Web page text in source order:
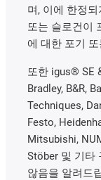
며, 이에 한정
또는 슬로건이
에 대한 포기
또한 igus® SE
Bradley, B&R,
Techniques,
Festo,
Mitsubishi,
Stöber 및 기타
않음을 알려드